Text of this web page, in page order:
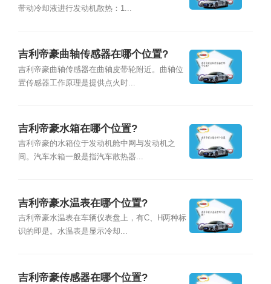
带动冷却液进行发动机散热：1...
吉利帝豪曲轴传感器在哪个位置?
吉利帝豪曲轴传感器在曲轴皮带轮附近。曲轴位
置传感器工作原理是提供点火时...
吉利帝豪水箱在哪个位置?
吉利帝豪的水箱位于发动机舱中网与发动机之
间。汽车水箱一般是指汽车散热器...
吉利帝豪水温表在哪个位置?
吉利帝豪水温表在车辆仪表盘上，有C、H两种标
识的即是。水温表是显示冷却...
吉利帝豪传感器在哪个位置?